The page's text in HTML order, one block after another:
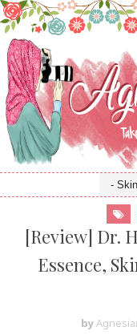
[Review] Dr.
Essence,
by